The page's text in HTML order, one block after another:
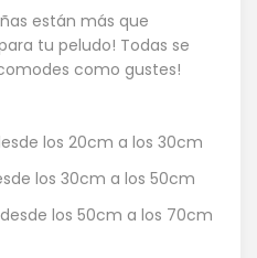
están más que
tu peludo! Todas se
como gustes!
los 20cm a los 30cm
los 30cm a los 50cm
los 50cm a los 70cm